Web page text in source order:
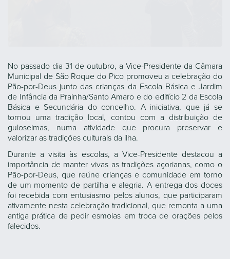
No passado dia 31 de outubro, a Vice-Presidente da Câmara
Municipal de São Roque do Pico promoveu a celebração do
Pão-por-Deus junto das crianças da Escola Básica e Jardim
de Infância da Prainha/Santo Amaro e do edifício 2 da Escola
Básica e Secundária do concelho. A iniciativa, que já se
tornou uma tradição local, contou com a distribuição de
guloseimas, numa atividade que procura preservar e
valorizar as tradições culturais da ilha.
Durante a visita às escolas, a Vice-Presidente destacou a
importância de manter vivas as tradições açorianas, como o
Pão-por-Deus, que reúne crianças e comunidade em torno
de um momento de partilha e alegria. A entrega dos doces
foi recebida com entusiasmo pelos alunos, que participaram
ativamente nesta celebração tradicional, que remonta a uma
antiga prática de pedir esmolas em troca de orações pelos
falecidos.